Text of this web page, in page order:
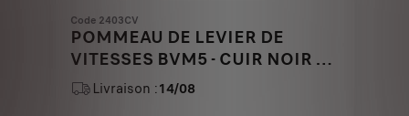
Code 2403CV
POMMEAU DE LEVIER DE
VITESSES BVM5 - CUIR NOIR ET
ALUMINIUM
Livraison :14/08